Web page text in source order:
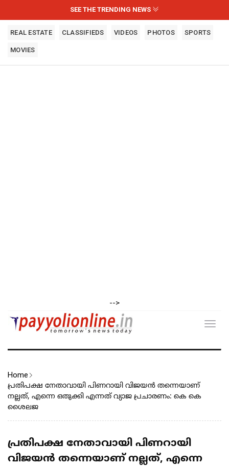
SEE THE TRENDING NEWS
REAL ESTATE CLASSIFIEDS VIDEOS PHOTOS SPORTS
MOVIES
-->
Home
പ്രതിപക്ഷ നേതാവായി പിണറായി വിജയൻ തന്നെയാണ്
നല്ലത്, എന്നെ ഒതുക്കി എന്നത് വ്യാജ പ്രചാരണം: കെ കെ
ശൈലജ
പ്രതിപക്ഷ നേതാവായി പിണറായി
വിജയൻ തന്നെയാണ് നല്ലത്, എന്നെ